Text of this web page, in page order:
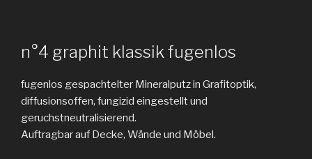
n°4 graphit klassik fugenlos
fugenlos gespachtelter Mineralputz in Grafitoptik,
diffusionsoffen, fungizid eingestellt und
geruchstneutralisierend.
Auftragbar auf Decke, Wände und Möbel.